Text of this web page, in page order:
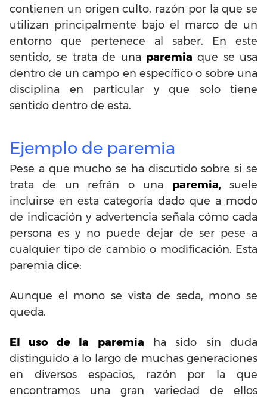
contienen un origen culto, razón por la que se
utilizan principalmente bajo el marco de un
entorno que pertenece al saber. En este
sentido, se trata de una paremia que se usa
dentro de un campo en específico o sobre una
disciplina en particular y que solo tiene
sentido dentro de esta.
Ejemplo de paremia
Pese a que mucho se ha discutido sobre si se
trata de un refrán o una paremia,suele
incluirse en esta categoría dado que a modo
de indicación y advertencia señala cómo cada
persona es y no puede dejar de ser pese a
cualquier tipo de cambio o modificación. Esta
paremia dice:
Aunque el mono se vista de seda, mono se
queda.
El uso de la paremia ha sido sin duda
distinguido a lo largo de muchas generaciones
en diversos espacios, razón por la que
encontramos una gran variedad de ellos